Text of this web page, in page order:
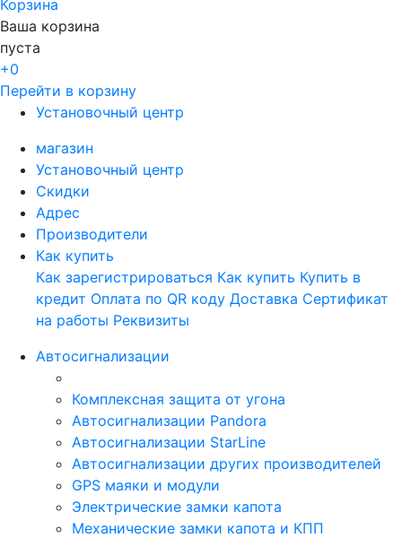
Корзина
Ваша корзина
пуста
+0
Перейти в корзину
Установочный центр
магазин
Установочный центр
Скидки
Адрес
Производители
Как купить
Как зарегистрироваться Как купить Купить в
кредит Оплата по QR коду Доставка Сертификат
на работы Реквизиты
Автосигнализации
Комплексная защита от угона
Автосигнализации Pandora
Автосигнализации StarLine
Автосигнализации других производителей
GPS маяки и модули
Электрические замки капота
Механические замки капота и КПП